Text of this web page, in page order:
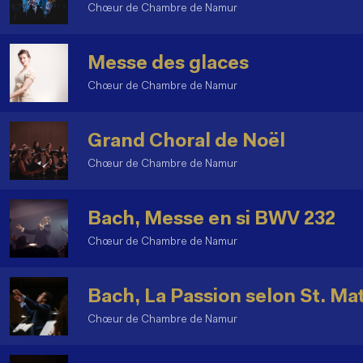
Chœur de Chambre de Namur
Chœur de Chambre de Namur
Messe des glaces
Chœur de Chambre de Namur
Grand Choral de Noël
Chœur de Chambre de Namur
Bach, Messe en si BWV 232
Chœur de Chambre de Namur
Bach, La Passion selon St.